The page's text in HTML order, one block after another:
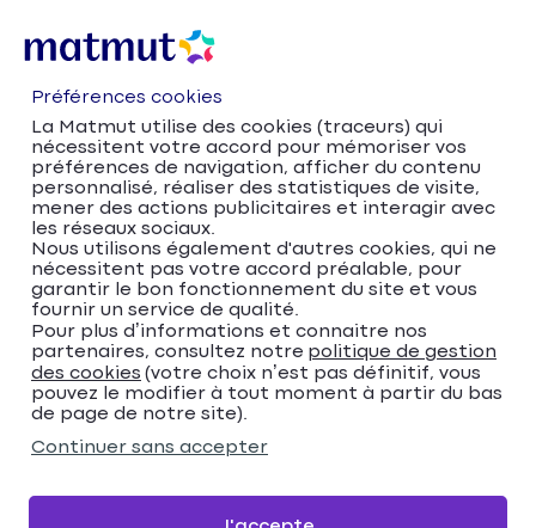
Accueil
Trouver votre agence Matmut
Hauts-de-France
Nord
Matmut Assurances 6 Rue du Maréchal de
Lattre de Tassigny, Cambrai
Matmut Assurances 6
Rue du Maréchal de
Lattre de Tassigny,
Préférences cookies
La Matmut utilise des cookies (traceurs) qui
nécessitent votre accord pour mémoriser vos
préférences de navigation, afficher du contenu
personnalisé, réaliser des statistiques de visite,
mener des actions publicitaires et interagir avec
les réseaux sociaux.
Nous utilisons également d'autres cookies, qui ne
nécessitent pas votre accord préalable, pour
garantir le bon fonctionnement du site et vous
fournir un service de qualité.
Pour plus d’informations et connaitre nos
partenaires, consultez notre politique de gestion
des cookies (votre choix n’est pas définitif, vous
pouvez le modifier à tout moment à partir du bas
de page de notre site).
Continuer sans accepter